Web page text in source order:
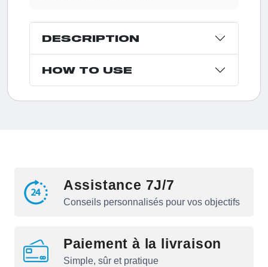
DESCRIPTION
HOW TO USE
Assistance 7J/7
Conseils personnalisés pour vos objectifs
Paiement à la livraison
Simple, sûr et pratique